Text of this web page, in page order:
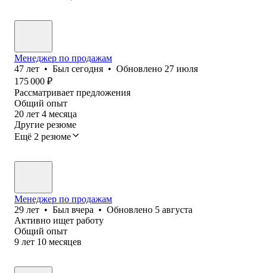
Менеджер по продажам
47 лет • Был сегодня • Обновлено 27 июля
175 000 ₽
Рассматривает предложения
Общий опыт
20 лет 4 месяца
Другие резюме
Ещё 2 резюме
Менеджер по продажам
29 лет • Был вчера • Обновлено 5 августа
Активно ищет работу
Общий опыт
9 лет 10 месяцев